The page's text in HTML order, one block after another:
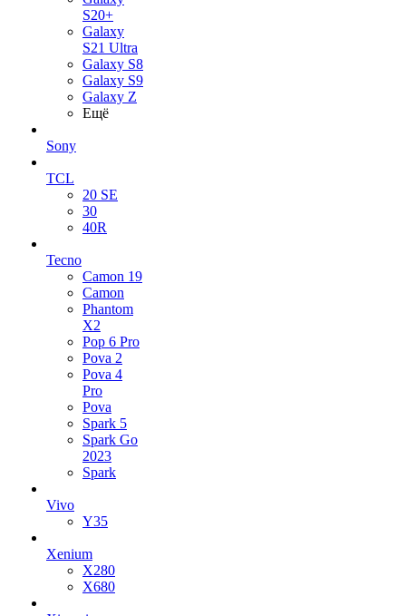
S20+
Galaxy
S21 Ultra
Galaxy S8
Galaxy S9
Galaxy Z
Ещё
Sony
TCL
20 SE
30
40R
Tecno
Camon 19
Camon
Phantom
X2
Pop 6 Pro
Pova 2
Pova 4
Pro
Pova
Spark 5
Spark Go
2023
Spark
Vivo
Y35
Xenium
X280
X680